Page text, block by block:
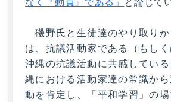
磯野氏と生徒達のやり取り
は、抗議活動家である（もし
沖縄の抗議活動に共感してい
縄における活動家達の常識か
動を肯定し、「平和学習」の